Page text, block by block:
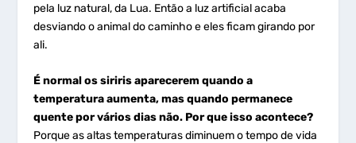
pela luz natural, da Lua. Então a luz artificial acaba
desviando o animal do caminho e eles ficam girando por
ali.
É normal os siriris aparecerem quando a
temperatura aumenta, mas quando permanece
quente por vários dias não. Por que isso acontece?
Porque as altas temperaturas diminuem o tempo de vida